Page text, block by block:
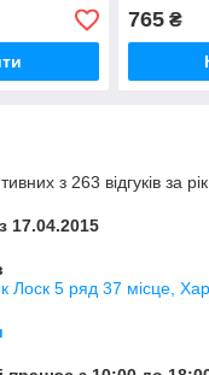
765₴
з 263 відгуків за рік
17.04.2015
Лоск 5 ряд 37 місце,